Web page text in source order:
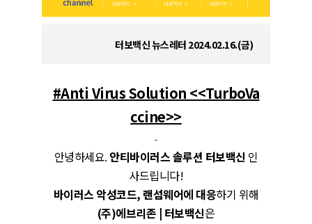
터보백신 뉴스레터 2024.02.16.(금)
#Anti Virus Solution <<TurboVa
ccine>>
-
안녕하세요. 안티바이러스 솔루션 터보백신 인
사드립니다!
바이러스 악성코드, 랜섬웨어에 대응하기 위해
(주)에브리존 | 터보백신은